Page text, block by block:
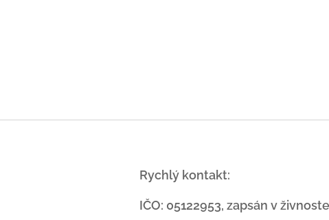
Rychlý kontakt:
IČO: 05122953, zapsán v